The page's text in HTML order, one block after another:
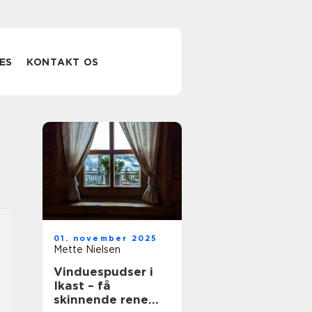
KONTAKT OS
01. november 2025
Mette Nielsen
Vinduespudser i
Ikast – få
skinnende rene